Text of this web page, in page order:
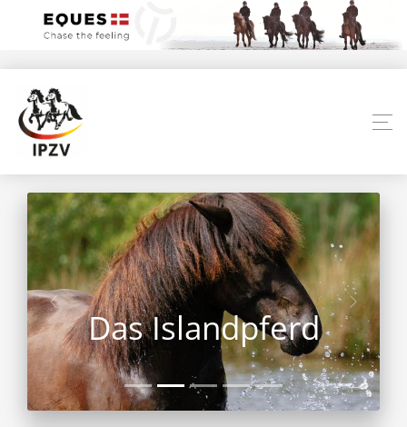
Das Islandpferd